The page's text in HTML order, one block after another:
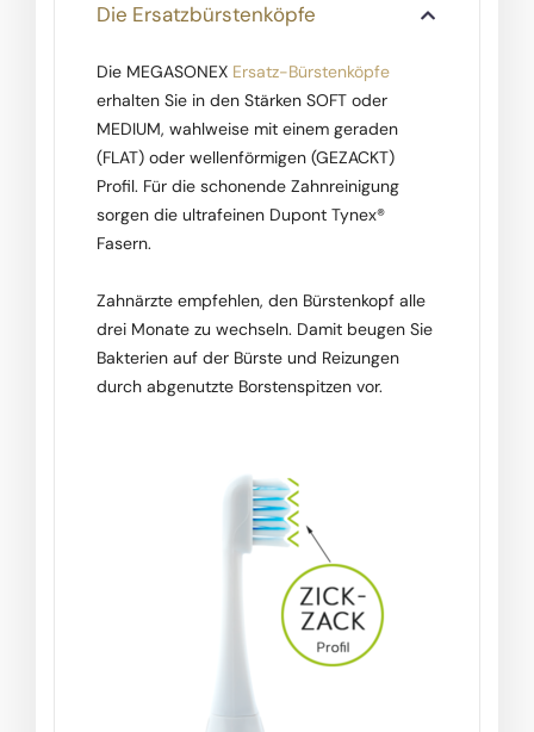
Die Ersatzbürstenköpfe
Die MEGASONEX Ersatz-Bürstenköpfe
erhalten Sie in den Stärken SOFT oder
MEDIUM, wahlweise mit einem geraden
(FLAT) oder wellenförmigen (GEZACKT)
Profil. Für die schonende Zahnreinigung
sorgen die ultrafeinen Dupont Tynex®
Fasern.
Zahnärzte empfehlen, den Bürstenkopf alle
drei Monate zu wechseln. Damit beugen Sie
Bakterien auf der Bürste und Reizungen
durch abgenutzte Borstenspitzen vor.